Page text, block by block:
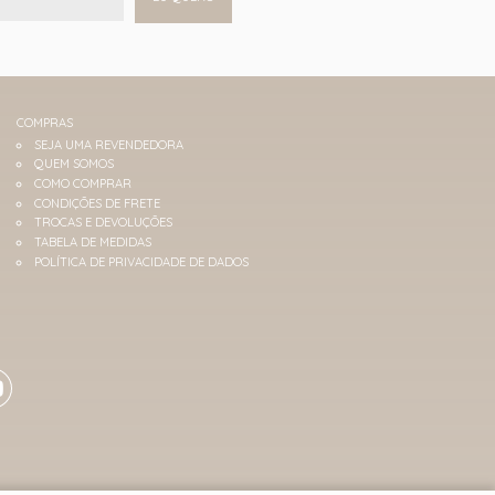
COMPRAS
SEJA UMA REVENDEDORA
QUEM SOMOS
COMO COMPRAR
CONDIÇÕES DE FRETE
TROCAS E DEVOLUÇÕES
TABELA DE MEDIDAS
POLÍTICA DE PRIVACIDADE DE DADOS